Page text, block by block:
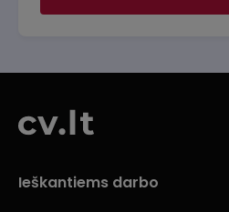
Ieškantiems darbo